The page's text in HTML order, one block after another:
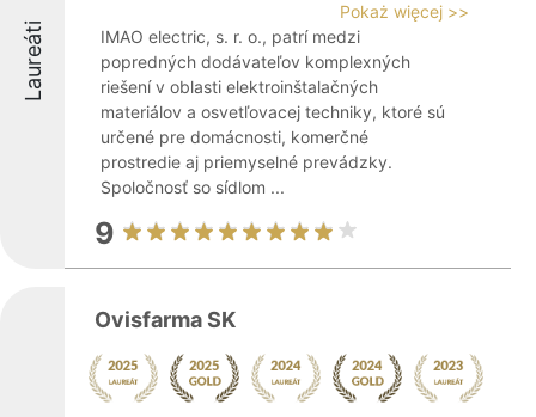
Laureáti
Pokaż więcej >>
IMAO electric, s. r. o., patrí medzi
popredných dodávateľov komplexných
riešení v oblasti elektroinštalačných
materiálov a osvetľovacej techniky, ktoré sú
určené pre domácnosti, komerčné
prostredie aj priemyselné prevádzky.
Spoločnosť so sídlom ...
9
Ovisfarma SK